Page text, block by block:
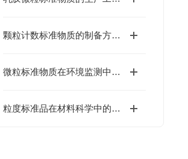
颗粒计数标准物质的制备方法与性能分析
微粒标准物质在环境监测中的应用
粒度标准品在材料科学中的重要性